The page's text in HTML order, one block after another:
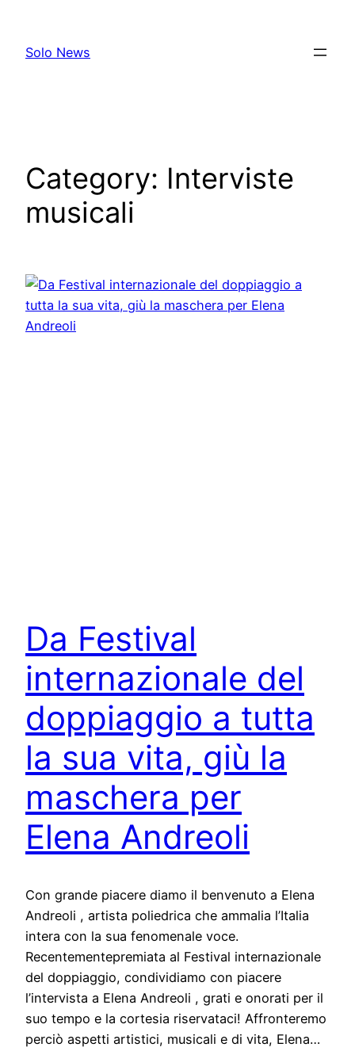
content
Solo News
Category: Interviste
musicali
Da Festival
internazionale del
doppiaggio a tutta
la sua vita, giù la
maschera per
Elena Andreoli
Con grande piacere diamo il benvenuto a Elena
Andreoli , artista poliedrica che ammalia l’Italia
intera con la sua fenomenale voce.
Recentementepremiata al Festival internazionale
del doppiaggio, condividiamo con piacere
l’intervista a Elena Andreoli , grati e onorati per il
suo tempo e la cortesia riservataci! Affronteremo
perciò aspetti artistici, musicali e di vita, Elena…